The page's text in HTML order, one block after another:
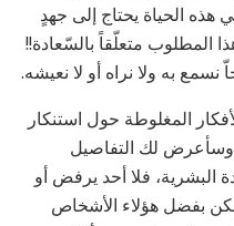
الحياة يحتاج إلى جهدٍ
المطلوب متعلّقاً بالسّعادة!!
به ولا نراه أو لا نعيشه.
المغلوطة حول استنكار
وسأعرض لك التفاصيل
فلا أحد يرفض أو
بفضل هؤلاء الأشخاص